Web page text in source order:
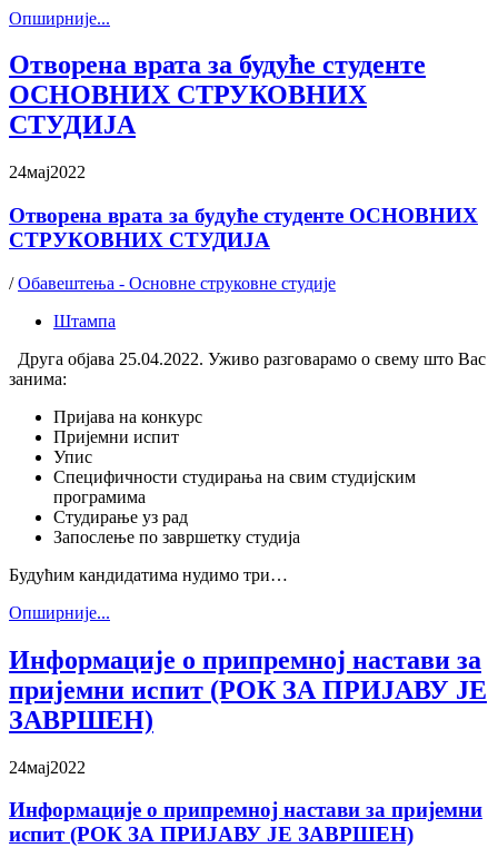
Oпширније...
Отворена врата за будуће студенте
ОСНОВНИХ СТРУКОВНИХ
СТУДИЈА
24мај2022
Отворена врата за будуће студенте ОСНОВНИХ
СТРУКОВНИХ СТУДИЈА
/Обавештења - Основне струковне студије
Штампа
Друга објава 25.04.2022. Уживо разговарамо о свему што Вас
занима:
Пријава на конкурс
Пријемни испит
Упис
Специфичности студирања на свим студијским
програмима
Студирање уз рад
Запослење по завршетку студија
Будућим кандидатима нудимо три…
Oпширније...
Информације о припремној настави за
пријемни испит (РОК ЗА ПРИЈАВУ ЈЕ
ЗАВРШЕН)
24мај2022
Информације о припремној настави за пријемни
испит (РОК ЗА ПРИЈАВУ ЈЕ ЗАВРШЕН)